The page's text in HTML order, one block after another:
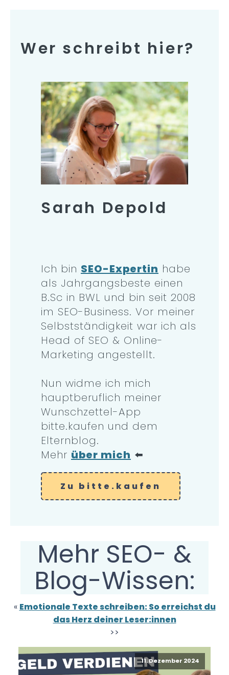
Wer schreibt hier?
Sarah Depold
Ich bin SEO-Expertin habe
als Jahrgangsbeste einen
B.Sc in BWL und bin seit 2008
im SEO-Business. Vor meiner
Selbstständigkeit war ich als
Head of SEO & Online-
Marketing angestellt.
Nun widme ich mich
hauptberuflich meiner
Wunschzettel-App
bitte.kaufen und dem
Elternblog.
Mehr über mich ⬅️
Zu bitte.kaufen
Mehr SEO- &
Blog-Wissen:
« Emotionale Texte schreiben: So erreichst du
das Herz deiner Leser:innen
>>
11. Dezember 2024